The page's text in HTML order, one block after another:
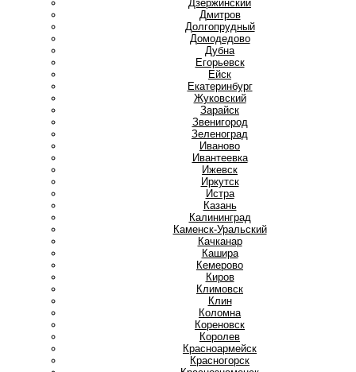
Дзержинский
Дмитров
Долгопрудный
Домодедово
Дубна
Егорьевск
Ейск
Екатеринбург
Жуковский
Зарайск
Звенигород
Зеленоград
Иваново
Ивантеевка
Ижевск
Иркутск
Истра
Казань
Калининград
Каменск-Уральский
Качканар
Кашира
Кемерово
Киров
Климовск
Клин
Коломна
Кореновск
Королев
Красноармейск
Красногорск